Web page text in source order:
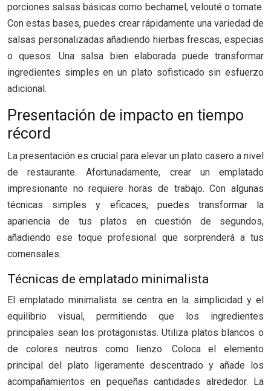
porciones salsas básicas como bechamel, velouté o tomate.
Con estas bases, puedes crear rápidamente una variedad de
salsas personalizadas añadiendo hierbas frescas, especias
o quesos. Una salsa bien elaborada puede transformar
ingredientes simples en un plato sofisticado sin esfuerzo
adicional.
Presentación de impacto en tiempo
récord
La presentación es crucial para elevar un plato casero a nivel
de restaurante. Afortunadamente, crear un emplatado
impresionante no requiere horas de trabajo. Con algunas
técnicas simples y eficaces, puedes transformar la
apariencia de tus platos en cuestión de segundos,
añadiendo ese toque profesional que sorprenderá a tus
comensales.
Técnicas de emplatado minimalista
El emplatado minimalista se centra en la simplicidad y el
equilibrio visual, permitiendo que los ingredientes
principales sean los protagonistas. Utiliza platos blancos o
de colores neutros como lienzo. Coloca el elemento
principal del plato ligeramente descentrado y añade los
acompañamientos en pequeñas cantidades alrededor. La